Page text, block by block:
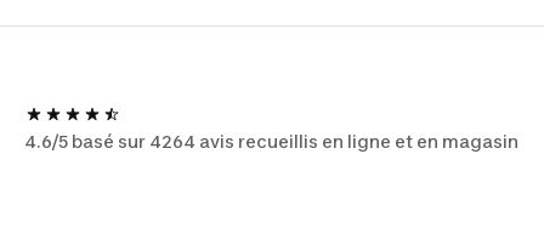
4.6/5 basé sur 4264 avis recueillis en ligne et en magasin